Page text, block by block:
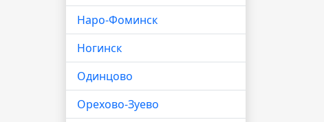
Наро-Фоминск
Ногинск
Одинцово
Орехово-Зуево